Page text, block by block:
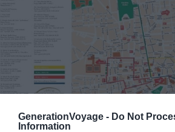
GenerationVoyage - Do Not
Information